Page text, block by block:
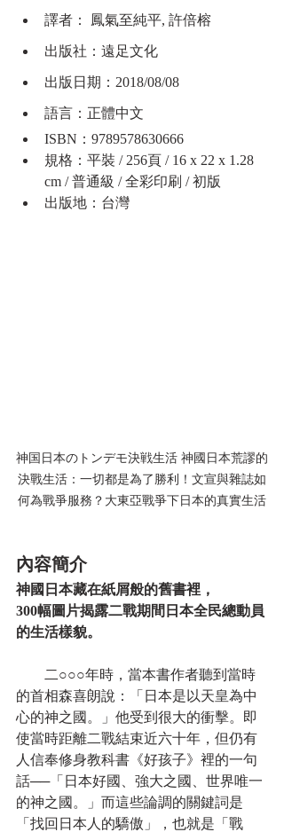
譯者： 鳳氣至純平, 許倍榕
出版社：遠足文化
出版日期：2018/08/08
語言：正體中文
ISBN：9789578630666
規格：平裝 / 256頁 / 16 x 22 x 1.28
cm / 普通級 / 全彩印刷 / 初版
出版地：台灣
神国日本のトンデモ決戦生活 神國日本荒謬的
決戰生活：一切都是為了勝利！文宣與雜誌如
何為戰爭服務？大東亞戰爭下日本的真實生活
內容簡介
神國日本藏在紙屑般的舊書裡，
300幅圖片揭露二戰期間日本全民總動員
的生活樣貌。
二○○○年時，當本書作者聽到當時
的首相森喜朗說：「日本是以天皇為中
心的神之國。」他受到很大的衝擊。即
使當時距離二戰結束近六十年，但仍有
人信奉修身教科書《好孩子》裡的一句
話──「日本好國、強大之國、世界唯一
的神之國。」而這些論調的關鍵詞是
「找回日本人的驕傲」，也就是「戰